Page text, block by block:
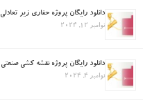
دانلود رایگان پروژه حفاری زیر تعادلی
نوامبر 12, 2024
دانلود رایگان پروژه نقشه کشی صنعتی
نوامبر 4, 2024